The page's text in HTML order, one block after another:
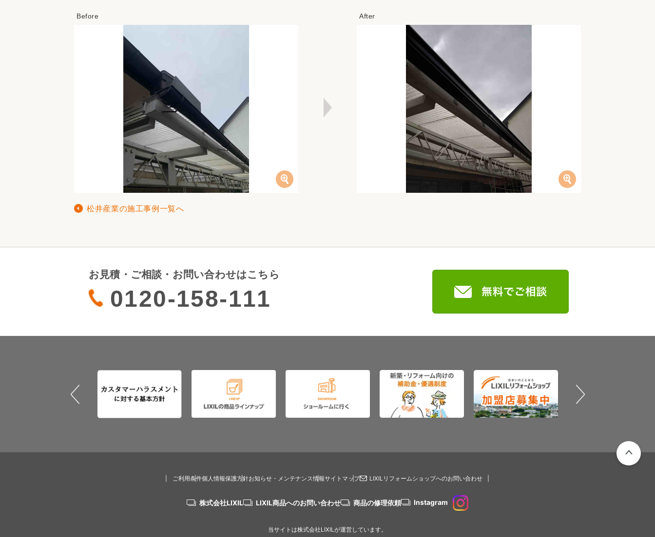
松井産業の施工事例一覧へ
お見積・ご相談・お問い合わせはこちら
0120-158-111
ご利用条件個人情報保護方針お知らせ・メンテナンス情報サイトマップ LIXILリフォームショップへのお問い合わせ
株式会社LIXIL LIXIL商品へのお問い合わせ 商品の修理依頼 Instagram
当サイトは株式会社LIXILが運営しています。